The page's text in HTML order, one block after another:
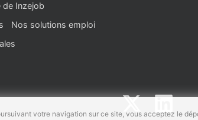
de Inzejob
Nos solutions emploi
votre navigation sur ce site, vous acceptez le